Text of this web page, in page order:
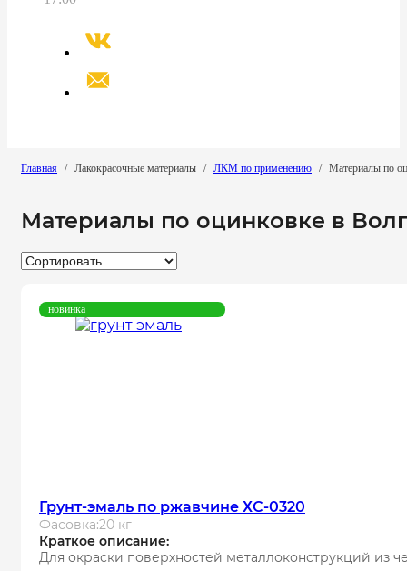
Главная / Лакокрасочные материалы / ЛКМ по применению / Материалы по
Материалы по оцинковке в
новинка
Грунт-эмаль по ржавчине ХС-0320
Фасовка:20 кг
Краткое описание:
Для окраски поверхностей металлоконструкций из